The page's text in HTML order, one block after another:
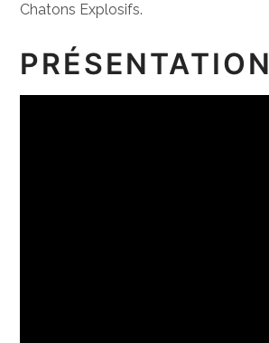
Chatons Explosifs.
PRÉSENTATION